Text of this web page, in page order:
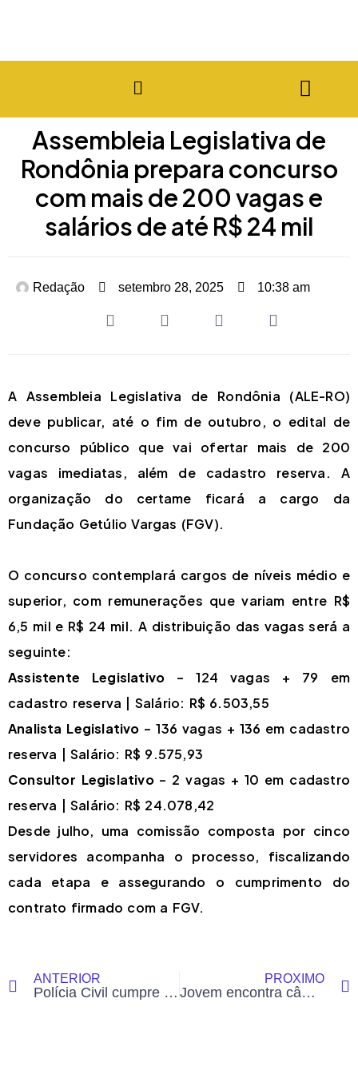
Assembleia Legislativa de
Rondônia prepara concurso
com mais de 200 vagas e
salários de até R$ 24 mil
Redação setembro 28, 2025 10:38 am
A Assembleia Legislativa de Rondônia (ALE-RO)
deve publicar, até o fim de outubro, o edital de
concurso público que vai ofertar mais de 200
vagas imediatas, além de cadastro reserva. A
organização do certame ficará a cargo da
Fundação Getúlio Vargas (FGV).
O concurso contemplará cargos de níveis médio e
superior, com remunerações que variam entre R$
6,5 mil e R$ 24 mil. A distribuição das vagas será a
seguinte:
Assistente Legislativo – 124 vagas + 79 em
cadastro reserva | Salário: R$ 6.503,55
Analista Legislativo – 136 vagas + 136 em cadastro
reserva | Salário: R$ 9.575,93
Consultor Legislativo– 2 vagas + 10 em cadastro
reserva | Salário: R$ 24.078,42
Desde julho, uma comissão composta por cinco
servidores acompanha o processo, fiscalizando
cada etapa e assegurando o cumprimento do
contrato firmado com a FGV.
ANTERIOR
Polícia Civil cumpre mandado de prisão por descumprimento de medida protetiva em Cruzeiro do Sul
PRÓXIMO
Jovem encontra câmera escondida em banheiro de casa alugada em Costa Marques (RO)